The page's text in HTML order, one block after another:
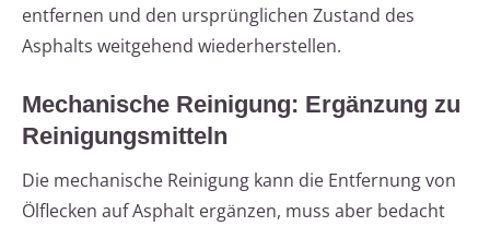
entfernen und den ursprünglichen Zustand des
Asphalts weitgehend wiederherstellen.
Mechanische Reinigung: Ergänzung zu
Reinigungsmitteln
Die mechanische Reinigung kann die Entfernung von
Ölflecken auf Asphalt ergänzen, muss aber bedacht